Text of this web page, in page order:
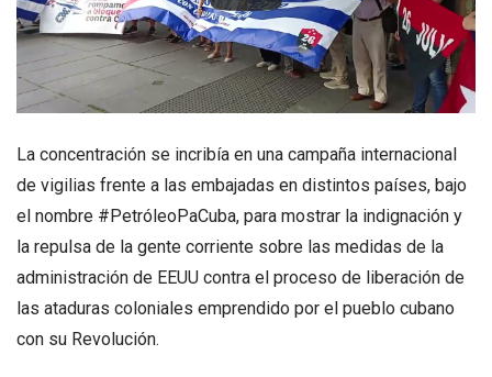
La concentración se incribía en una campaña internacional
de vigilias frente a las embajadas en distintos países, bajo
el nombre #PetróleoPaCuba, para mostrar la indignación y
la repulsa de la gente corriente sobre las medidas de la
administración de EEUU contra el proceso de liberación de
las ataduras coloniales emprendido por el pueblo cubano
con su Revolución.